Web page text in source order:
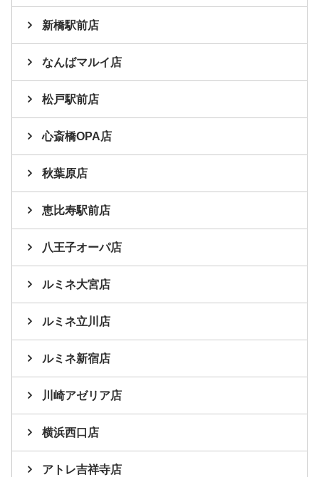
新橋駅前店
なんばマルイ店
松戸駅前店
心斎橋OPA店
秋葉原店
恵比寿駅前店
八王子オーパ店
ルミネ大宮店
ルミネ立川店
ルミネ新宿店
川崎アゼリア店
横浜西口店
アトレ吉祥寺店